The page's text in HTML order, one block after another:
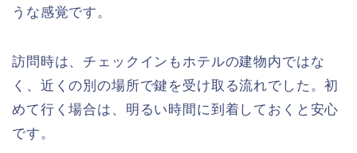
うな感覚です。
訪問時は、チェックインもホテルの建物内ではな
く、近くの別の場所で鍵を受け取る流れでした。初
めて行く場合は、明るい時間に到着しておくと安心
です。